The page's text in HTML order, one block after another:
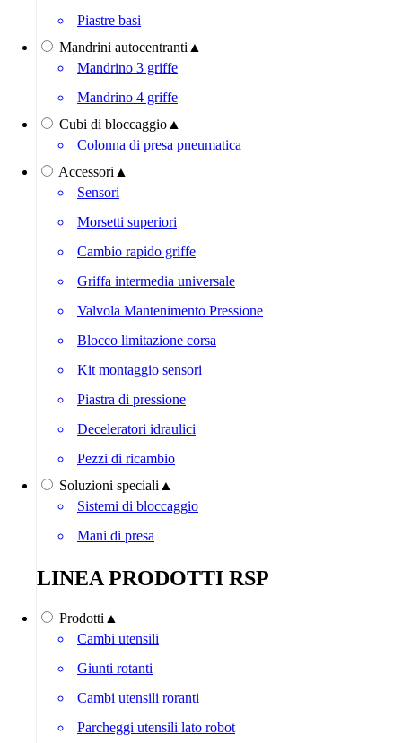
Piastre basi
Mandrini autocentranti ▲
Mandrino 3 griffe
Mandrino 4 griffe
Cubi di bloccaggio ▲
Colonna di presa pneumatica
Accessori ▲
Sensori
Morsetti superiori
Cambio rapido griffe
Griffa intermedia universale
Valvola Mantenimento Pressione
Blocco limitazione corsa
Kit montaggio sensori
Piastra di pressione
Deceleratori idraulici
Pezzi di ricambio
Soluzioni speciali ▲
Sistemi di bloccaggio
Mani di presa
LINEA PRODOTTI RSP
Prodotti ▲
Cambi utensili
Giunti rotanti
Cambi utensili roranti
Parcheggi utensili lato robot